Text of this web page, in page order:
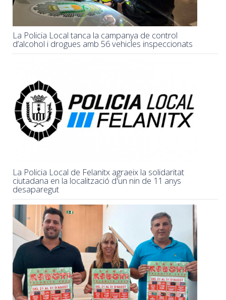
La Policia Local tanca la campanya de control
d’alcohol i drogues amb 56 vehicles inspeccionats
La Policia Local de Felanitx agraeix la solidaritat
ciutadana en la localització d'un nin de 11 anys
desaparegut